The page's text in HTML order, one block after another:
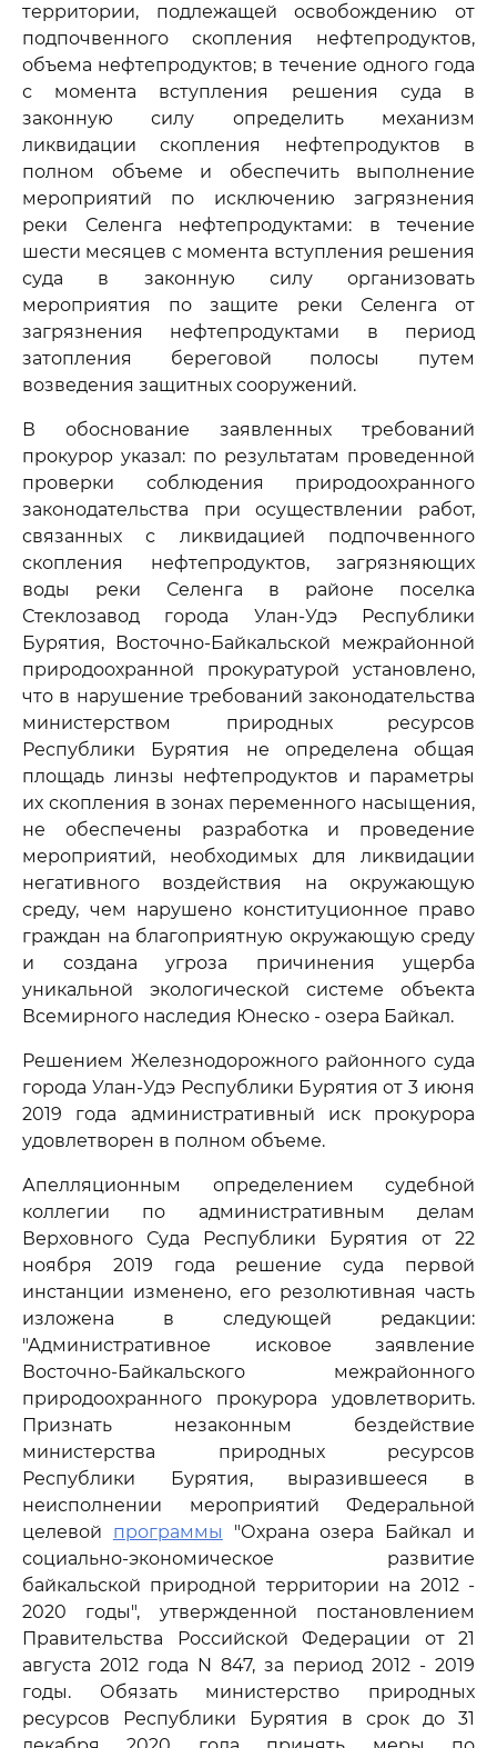
территории, подлежащей освобождению от
подпочвенного скопления нефтепродуктов,
объема нефтепродуктов; в течение одного года
с момента вступления решения суда в
законную силу определить механизм
ликвидации скопления нефтепродуктов в
полном объеме и обеспечить выполнение
мероприятий по исключению загрязнения
реки Селенга нефтепродуктами: в течение
шести месяцев с момента вступления решения
суда в законную силу организовать
мероприятия по защите реки Селенга от
загрязнения нефтепродуктами в период
затопления береговой полосы путем
возведения защитных сооружений.
В обоснование заявленных требований
прокурор указал: по результатам проведенной
проверки соблюдения природоохранного
законодательства при осуществлении работ,
связанных с ликвидацией подпочвенного
скопления нефтепродуктов, загрязняющих
воды реки Селенга в районе поселка
Стеклозавод города Улан-Удэ Республики
Бурятия, Восточно-Байкальской межрайонной
природоохранной прокуратурой установлено,
что в нарушение требований законодательства
министерством природных ресурсов
Республики Бурятия не определена общая
площадь линзы нефтепродуктов и параметры
их скопления в зонах переменного насыщения,
не обеспечены разработка и проведение
мероприятий, необходимых для ликвидации
негативного воздействия на окружающую
среду, чем нарушено конституционное право
граждан на благоприятную окружающую среду
и создана угроза причинения ущерба
уникальной экологической системе объекта
Всемирного наследия Юнеско - озера Байкал.
Решением Железнодорожного районного суда
города Улан-Удэ Республики Бурятия от 3 июня
2019 года административный иск прокурора
удовлетворен в полном объеме.
Апелляционным определением судебной
коллегии по административным делам
Верховного Суда Республики Бурятия от 22
ноября 2019 года решение суда первой
инстанции изменено, его резолютивная часть
изложена в следующей редакции:
"Административное исковое заявление
Восточно-Байкальского межрайонного
природоохранного прокурора удовлетворить.
Признать незаконным бездействие
министерства природных ресурсов
Республики Бурятия, выразившееся в
неисполнении мероприятий Федеральной
целевой программы "Охрана озера Байкал и
социально-экономическое развитие
байкальской природной территории на 2012 -
2020 годы", утвержденной постановлением
Правительства Российской Федерации от 21
августа 2012 года N 847, за период 2012 - 2019
годы. Обязать министерство природных
ресурсов Республики Бурятия в срок до 31